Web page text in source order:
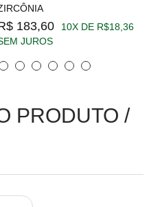
183,60
10X DE R$18,36
JUROS
PRODUTO /